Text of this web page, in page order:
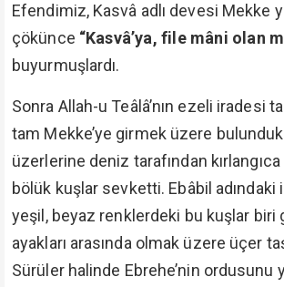
Efendimiz, Kasvâ adlı devesi Mekke
çökünce “Kasvâ’ya, file mâni olan
buyurmuşlardı.
Sonra Allah-u Teâlâ’nın ezeli iradesi
tam Mekke’ye girmek üzere
üzerlerine deniz tarafından
bölük kuşlar sevketti. Ebâbil adındaki
yeşil, beyaz renklerdeki bu kuşlar biri
ayakları arasında olmak üzere üçer
Sürüler halinde Ebrehe’nin ordusunu